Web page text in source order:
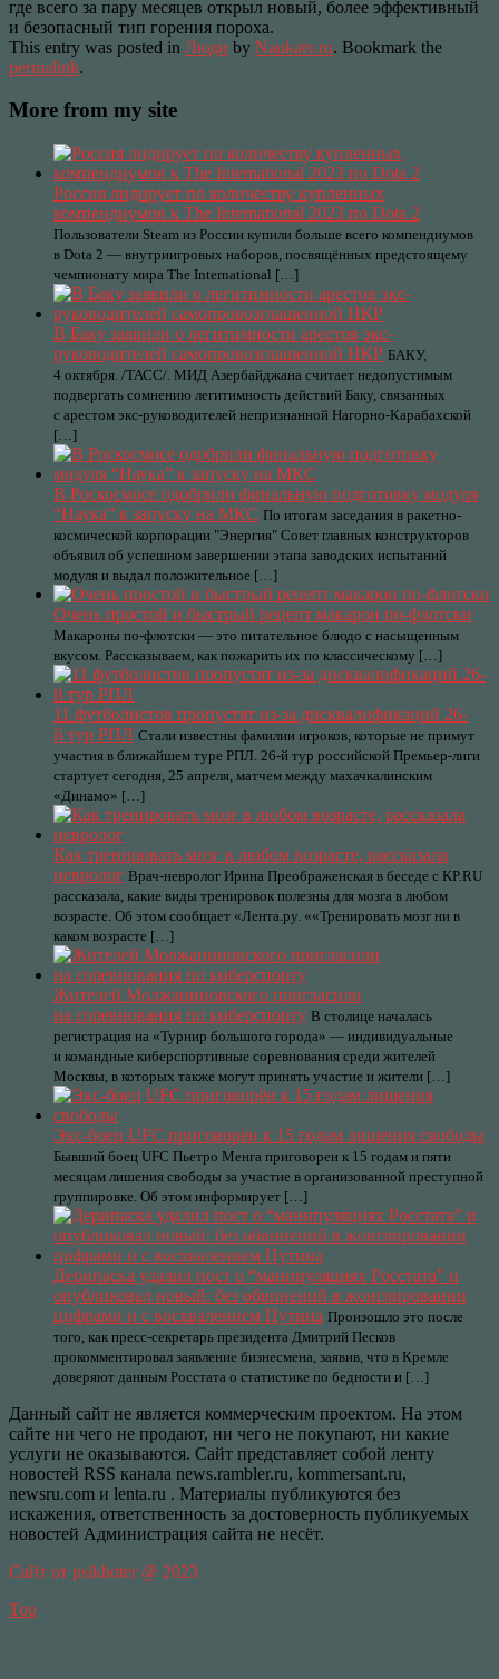
где всего за пару месяцев открыл новый, более эффективный
и безопасный тип горения пороха.
This entry was posted in Люди by Naukatv.ru. Bookmark the
permalink.
More from my site
Россия лидирует по количеству купленных
компендиумов к The International 2023 по Dota 2
Пользователи Steam из России купили больше всего компендиумов
в Dota 2 — внутриигровых наборов, посвящённых предстоящему
чемпионату мира The International […]
В Баку заявили о легитимности арестов экс-
руководителей самопровозглашенной НКР БАКУ,
4 октября. /ТАСС/. МИД Азербайджана считает недопустимым
подвергать сомнению легитимность действий Баку, связанных
с арестом экс-руководителей непризнанной Нагорно-Карабахской
[…]
В Роскосмосе одобрили финальную подготовку модуля
“Наука” к запуску на МКС По итогам заседания в ракетно-
космической корпорации "Энергия" Совет главных конструкторов
объявил об успешном завершении этапа заводских испытаний
модуля и выдал положительное […]
Очень простой и быстрый рецепт макарон по-флотски
Макароны по-флотски — это питательное блюдо с насыщенным
вкусом. Рассказываем, как пожарить их по классическому […]
11 футболистов пропустят из-за дисквалификаций 26-
й тур РПЛ Стали известны фамилии игроков, которые не примут
участия в ближайшем туре РПЛ. 26-й тур российской Премьер-лиги
стартует сегодня, 25 апреля, матчем между махачкалинским
«Динамо» […]
Как тренировать мозг в любом возрасте, рассказала
невролог Врач-невролог Ирина Преображенская в беседе с KP.RU
рассказала, какие виды тренировок полезны для мозга в любом
возрасте. Об этом сообщает «Лента.ру. ««Тренировать мозг ни в
каком возрасте […]
Жителей Молжаниновского пригласили
на соревнования по киберспорту В столице началась
регистрация на «Турнир большого города» — индивидуальные
и командные киберспортивные соревнования среди жителей
Москвы, в которых также могут принять участие и жители […]
Экс-боец UFC приговорён к 15 годам лишения свободы
Бывший боец UFC Пьетро Менга приговорен к 15 годам и пяти
месяцам лишения свободы за участие в организованной преступной
группировке. Об этом информирует […]
Дерипаска удалил пост о “манипуляциях Росстата” и
опубликовал новый: без обвинений в жонглировании
цифрами и с восхвалением Путина Произошло это после
того, как пресс-секретарь президента Дмитрий Песков
прокомментировал заявление бизнесмена, заявив, что в Кремле
доверяют данным Росстата о статистике по бедности и […]
Данный сайт не является коммерческим проектом. На этом
сайте ни чего не продают, ни чего не покупают, ни какие
услуги не оказываются. Сайт представляет собой ленту
новостей RSS канала news.rambler.ru, kommersant.ru,
newsru.com и lenta.ru . Материалы публикуются без
искажения, ответственность за достоверность публикуемых
новостей Администрация сайта не несёт.
Сайт от psikhoter @ 2023
Top